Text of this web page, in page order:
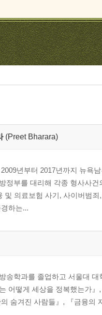
(Preet Bharara)
년부터 2017년까지 뉴욕
정부를 대리해 각종 형사사
및 의료보험 사기, 사이버범
하는...
송학과를 졸업하고 서울대
어떻게 세상을 정복했는가
숨겨진 사람들』, 『금융의